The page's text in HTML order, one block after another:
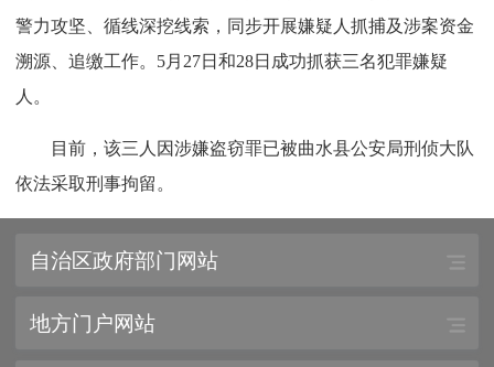
警力攻坚、循线深挖线索，同步开展嫌疑人抓捕及涉案资金
溯源、追缴工作。5月27日和28日成功抓获三名犯罪嫌疑
人。
目前，该三人因涉嫌盗窃罪已被曲水县公安局刑侦大队
依法采取刑事拘留。
自治区政府部门网站
地方门户网站